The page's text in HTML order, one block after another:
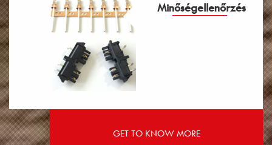
Minőségellenőrzés
GET TO KNOW MORE